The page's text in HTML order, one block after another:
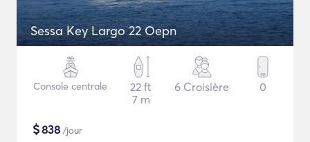
Sessa Key Largo 22 Oepn
Console centrale
22 ft
7 m
6 Croisière 0
$838 /jour